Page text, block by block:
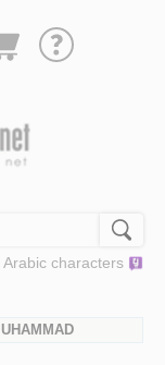
Go
Arabic characters